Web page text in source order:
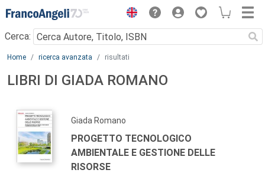
Menu
Cerca:
Main content
Home ricerca avanzata risultati
LIBRI DI GIADA ROMANO
Giada Romano
PROGETTO TECNOLOGICO
AMBIENTALE E GESTIONE DELLE
RISORSE